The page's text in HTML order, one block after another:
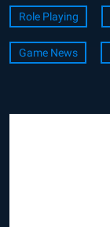
Role Playing
Game News